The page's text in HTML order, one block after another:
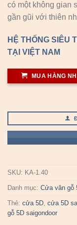
có một không gian
gần gũi với thiên
HỆ THỐNG SIÊU
TẠI VIỆT NAM
MUA HÀNG
SKU: KA-1.40
Danh mục: Cửa vân gỗ
Thẻ: cửa 5D, cửa 5D
gỗ 5D saigondoor